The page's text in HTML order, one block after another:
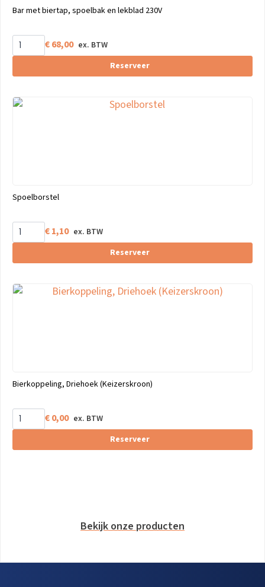
Bar met biertap, spoelbak en lekblad 230V
€68,00
Reserveer
Spoelborstel
€1,10
Reserveer
Bierkoppeling, Driehoek (Keizerskroon)
€0,00
Reserveer
Bekijk onze producten